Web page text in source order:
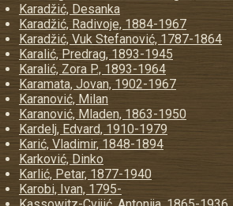
Karadžić, Desanka
Karadžić, Radivoje, 1884-1967
Karadžić, Vuk Stefanović, 1787-1864
Karalić, Predrag, 1893-1945
Karalić, Zora P., 1893-1964
Karamata, Jovan, 1902-1967
Karanović, Milan
Karanović, Mladen, 1863-1950
Kardelj, Edvard, 1910-1979
Karić, Vladimir, 1848-1894
Karković, Dinko
Karlić, Petar, 1877-1940
Karobi, Ivan, 1795-